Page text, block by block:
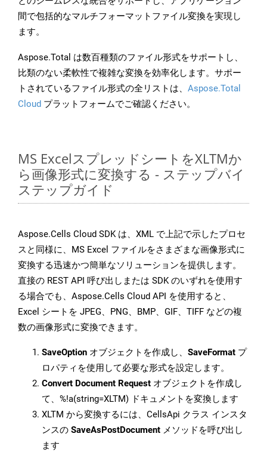
間で包括的なマルチフォーマットファイル変換を実現し
ます。
Aspose.Total は数百種類のファイル形式をサポートし、
比類のない柔軟性で複雑な変換を効率化します。サポー
トされているファイル形式の全リストは、 Aspose.Total
Cloud プラットフォームでご確認ください。
MS ExcelスプレッドシートをXLTMか
ら画像形式に変換する - ステップバイ
ステップガイド
Aspose.Cells Cloud SDK は、XML で上記で示したプロセ
スと同様に、MS Excel ファイルをさまざまな画像形式に
変換する迅速かつ簡単なソリューションを提供します。
直接の REST API 呼び出しまたは SDK のいずれを使用す
る場合でも、Aspose.Cells Cloud API を使用すると、
Excel シートを JPEG、PNG、BMP、GIF、TIFF などの複
数の画像形式に変換できます。
SaveOption オブジェクトを作成し、 SaveFormat プ
ロパティを使用して必要な形式を設定します。
Convert Document Request オブジェクトを作成し
て、%!a(string=XLTM) ドキュメントを変換します
XLTM から変換するには、CellsApi クラス インスタ
ンスの SaveAsPostDocument メソッドを呼び出し
ます